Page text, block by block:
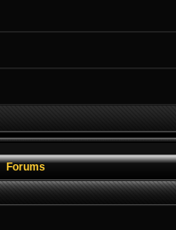
Forums